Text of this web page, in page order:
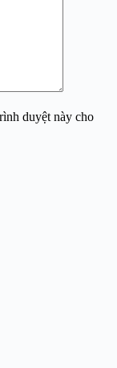
duyệt này cho